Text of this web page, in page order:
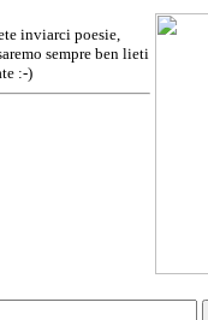
inviarci poesie,
sempre ben lieti
:-)